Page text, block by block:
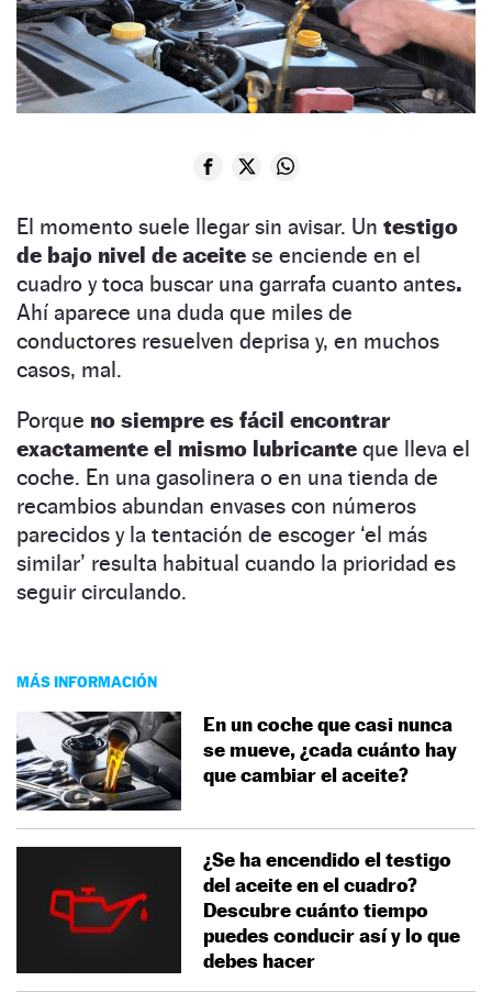
El momento suele llegar sin avisar. Un testigo
de bajo nivel de aceite se enciende en el
cuadro y toca buscar una garrafa cuanto antes.
Ahí aparece una duda que miles de
conductores resuelven deprisa y, en muchos
casos, mal.
Porque no siempre es fácil encontrar
exactamente el mismo lubricante que lleva el
coche. En una gasolinera o en una tienda de
recambios abundan envases con números
parecidos y la tentación de escoger ‘el más
similar’ resulta habitual cuando la prioridad es
seguir circulando.
MÁS INFORMACIÓN
En un coche que casi nunca
se mueve, ¿cada cuánto hay
que cambiar el aceite?
¿Se ha encendido el testigo
del aceite en el cuadro?
Descubre cuánto tiempo
puedes conducir así y lo que
debes hacer